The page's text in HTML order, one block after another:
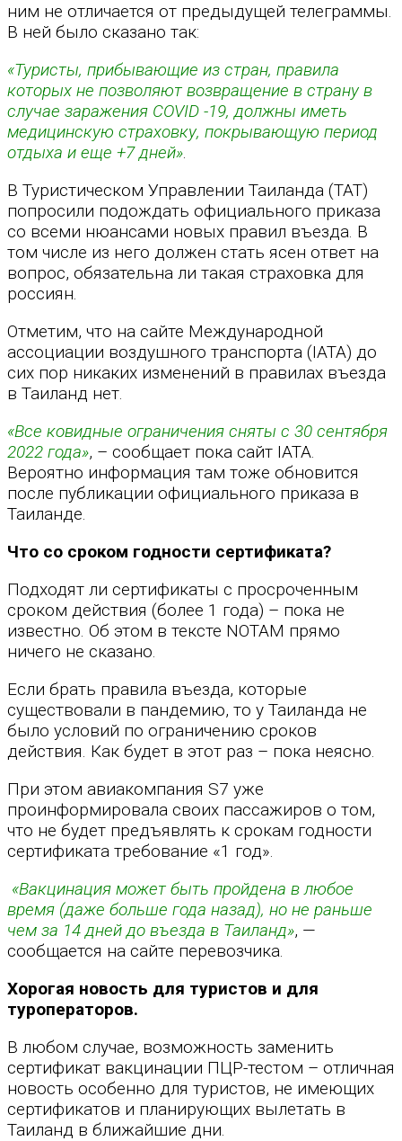
ним не отличается от предыдущей телеграммы.
В ней было сказано так:
«Туристы, прибывающие из стран, правила
которых не позволяют возвращение в страну в
случае заражения COVID -19, должны иметь
медицинскую страховку, покрывающую период
отдыха и еще +7 дней».
В Туристическом Управлении Таиланда (ТАТ)
попросили подождать официального приказа
со всеми нюансами новых правил въезда. В
том числе из него должен стать ясен ответ на
вопрос, обязательна ли такая страховка для
россиян.
Отметим, что на сайте Международной
ассоциации воздушного транспорта (IATA) до
сих пор никаких изменений в правилах въезда
в Таиланд нет.
«Все ковидные ограничения сняты с 30 сентября
2022 года», – сообщает пока сайт IATA.
Вероятно информация там тоже обновится
после публикации официального приказа в
Таиланде.
Что со сроком годности сертификата?
Подходят ли сертификаты с просроченным
сроком действия (более 1 года) – пока не
известно. Об этом в тексте NOTAM прямо
ничего не сказано.
Если брать правила въезда, которые
существовали в пандемию, то у Таиланда не
было условий по ограничению сроков
действия. Как будет в этот раз – пока неясно.
При этом авиакомпания S7 уже
проинформировала своих пассажиров о том,
что не будет предъявлять к срокам годности
сертификата требование «1 год».
«Вакцинация может быть пройдена в любое
время (даже больше года назад), но не раньше
чем за 14 дней до въезда в Таиланд», —
сообщается на сайте перевозчика.
Хорогая новость для туристов и для
туроператоров.
В любом случае, возможность заменить
сертификат вакцинации ПЦР-тестом – отличная
новость особенно для туристов, не имеющих
сертификатов и планирующих вылетать в
Таиланд в ближайшие дни.